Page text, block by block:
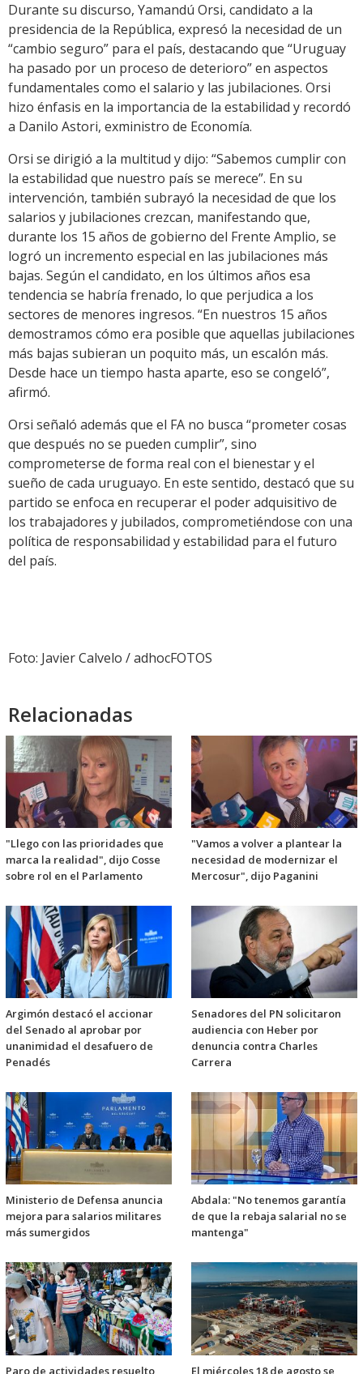
Durante su discurso, Yamandú Orsi, candidato a la
presidencia de la República, expresó la necesidad de un
“cambio seguro” para el país, destacando que “Uruguay
ha pasado por un proceso de deterioro” en aspectos
fundamentales como el salario y las jubilaciones. Orsi
hizo énfasis en la importancia de la estabilidad y recordó
a Danilo Astori, exministro de Economía.
Orsi se dirigió a la multitud y dijo: “Sabemos cumplir con
la estabilidad que nuestro país se merece”. En su
intervención, también subrayó la necesidad de que los
salarios y jubilaciones crezcan, manifestando que,
durante los 15 años de gobierno del Frente Amplio, se
logró un incremento especial en las jubilaciones más
bajas. Según el candidato, en los últimos años esa
tendencia se habría frenado, lo que perjudica a los
sectores de menores ingresos. “En nuestros 15 años
demostramos cómo era posible que aquellas jubilaciones
más bajas subieran un poquito más, un escalón más.
Desde hace un tiempo hasta aparte, eso se congeló”,
afirmó.
Orsi señaló además que el FA no busca “prometer cosas
que después no se pueden cumplir”, sino
comprometerse de forma real con el bienestar y el
sueño de cada uruguayo. En este sentido, destacó que su
partido se enfoca en recuperar el poder adquisitivo de
los trabajadores y jubilados, comprometiéndose con una
política de responsabilidad y estabilidad para el futuro
del país.
Foto: Javier Calvelo / adhocFOTOS
Relacionadas
"Llego con las prioridades que
marca la realidad", dijo Cosse
sobre rol en el Parlamento
"Vamos a volver a plantear la
necesidad de modernizar el
Mercosur", dijo Paganini
Argimón destacó el accionar
del Senado al aprobar por
unanimidad el desafuero de
Penadés
Senadores del PN solicitaron
audiencia con Heber por
denuncia contra Charles
Carrera
Ministerio de Defensa anuncia
mejora para salarios militares
más sumergidos
Abdala: "No tenemos garantía
de que la rebaja salarial no se
mantenga"
Paro de actividades resuelto El miércoles 18 de agosto se